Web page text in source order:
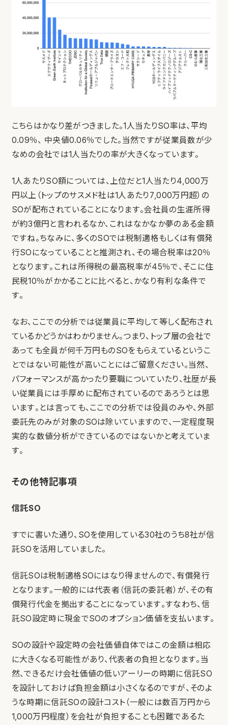
こちらはかなり差がつきました。1人当たりSO率は、平均
0.09％、 中央値0.06％でした。当然ですが従業員数が少
なめの会社では1人当たりの率が大きくなっています。
1人あたりSO額については、上位だと1人当たり4,000万
円以上（トップのサスメド社は1人あたり7,000万円超）の
SOが配布されていることになります。会社員の生涯所得
が約3億円と言われるなか、これはなかなか夢のある金額
ですね。ちなみに、多くのSOでは税制適格もしくは有償発
行SOになっていることと推測され、その場合税率は20％
となります。これは所得税の最高税率が45％で、そこに住
民税10％がかかることに比べると、かなり有利な条件で
す。
なお、ここでの分析では従業員に平均して等しく配布され
ているかどうかはわかりません。つまり、トップ層の会社で
あっても全員が何千万円ものSOをもらえているというこ
とではない可能性が高いことにはご留意ください。当然、
パフォーマンスが高かったり要職についていたり、社歴が長
い従業員には手厚めに配布されているのであろうとは思
います。とは言っても、ここでの分析では役員のみや、外部
委託先のみが対象のSOは除いていますので、一定程度現
実的な数値分析ができているのではないかと考えていま
す。
その他特記事項
信託SO
すでに書いた通り、SOを使用している30社のうち8社が信
託SOを活用していました。
信託SOは税制適格SOにはなり得ませんので、有償発行
となります。一般的には代表者（信託の委託者）が、その有
償発行代金を拠出することになっています。すなわち、信
託SO設定時に現金でSOのオプション価値を支払います。
SOの設計や設定時の会社価値自体ではこの金額は相応
に大きくなる可能性があり、代表者の負担となります。当
然、できるだけ会社価値の低いアーリーの時期に信託SO
を設計しておけば負担金額は小さくなるのですが、そのよ
うな時期に信託SOの設計コスト（一般には数百万円から
1,000万円程度）を会社が負担することも困難であるた